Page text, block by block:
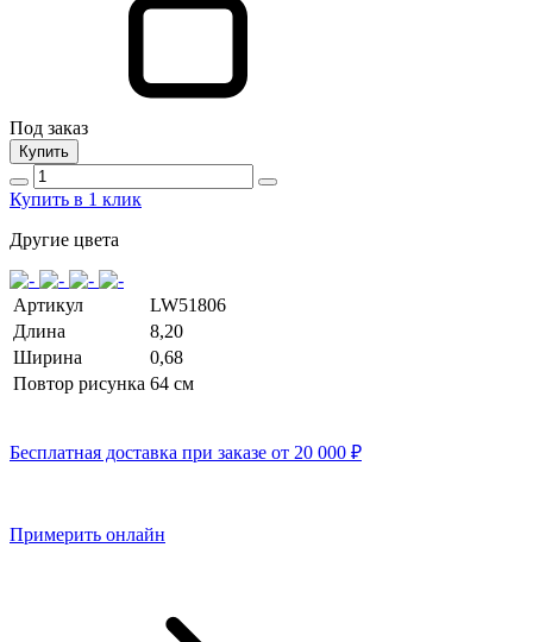
Под заказ
Купить
Купить в 1 клик
Другие цвета
Артикул
LW51806
Длина
8,20
Ширина
0,68
Повтор рисунка 64 cм
Бесплатная доставка при заказе от 20 000 ₽
Примерить онлайн